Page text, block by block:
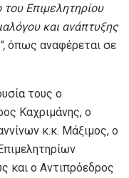
Επιμελητηρίου
και ανάπτυξης
όπως αναφέρεται σε
τους ο
Καχριμάνης, ο
κ.κ. Μάξιμος, ο
και ο Αντιπρόεδρος